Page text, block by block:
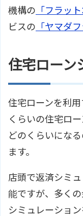
機構の 「フラット
ビスの 「ヤマダ
住宅ローン
住宅ローンを利
くらいの住宅ロ
どのくらいにな
ます。
店頭で返済シミ
能ですが、多く
シミュレーション